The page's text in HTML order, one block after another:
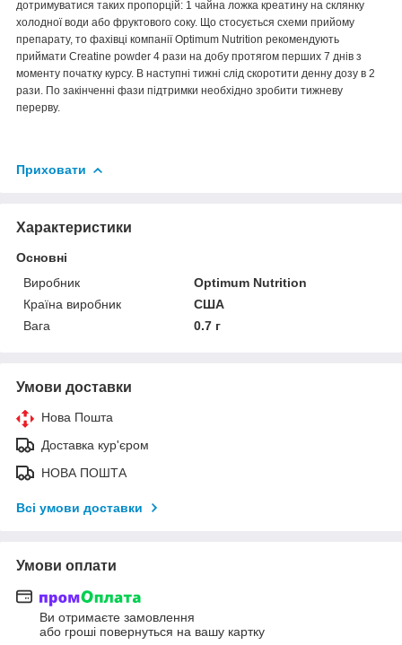
дотримуватися таких пропорцій: 1 чайна ложка креатину на склянку
холодної води або фруктового соку. Що стосується схеми прийому
препарату, то фахівці компанії Optimum Nutrition рекомендують
приймати Creatine powder 4 рази на добу протягом перших 7 днів з
моменту початку курсу. В наступні тижні слід скоротити денну дозу в 2
рази. По закінченні фази підтримки необхідно зробити тижневу
перерву.
Приховати
Характеристики
Основні
Виробник
Optimum Nutrition
Країна виробник
США
Вага
0.7 г
Умови доставки
Нова Пошта
Доставка кур'єром
НОВА ПОШТА
Всі умови доставки
Умови оплати
Ви отримаєте замовлення
або гроші повернуться на вашу картку